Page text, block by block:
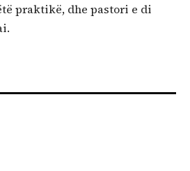
praktikë, dhe pastori e di